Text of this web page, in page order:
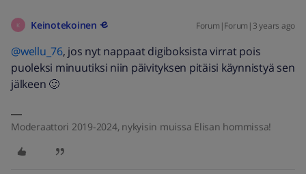
K Keinotekoinen Forum|Forum|3 years ago
@wellu_76, jos nyt nappaat digiboksista virrat pois
puoleksi minuutiksi niin päivityksen pitäisi käynnistyä sen
jälkeen 🙂
Moderaattori 2019-2024, nykyisin muissa Elisan hommissa!